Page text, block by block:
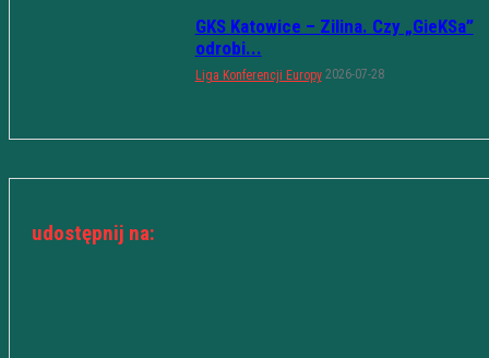
GKS Katowice – Zilina. Czy „GieKSa”
odrobi...
Liga Konferencji Europy 2026-07-28
udostępnij na: